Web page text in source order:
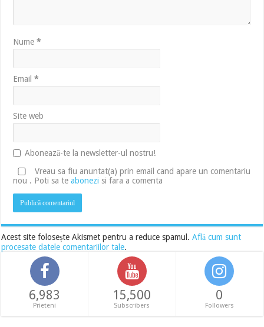
Nume*
Email*
Site web
Abonează-te la newsletter-ul nostru!
Vreau sa fiu anuntat(a) prin email cand apare un comentariu
nou . Poti sa teabonezi si fara a comenta
Acest site folosește Akismet pentru a reduce spamul.Află cum sunt
procesate datele comentariilor tale.
6,983
Prieteni
15,500
Subscribers
0
Followers